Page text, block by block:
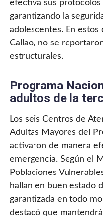
efectiva sus protocolos
garantizando la
adolescentes. En estos
Callao, no se
estructurales.
Programa
adultos de la
Los seis Centros de
Adultas Mayores del
activaron de manera
emergencia. Según el
Poblaciones
hallan en buen estado
garantizada en todo
destacó que